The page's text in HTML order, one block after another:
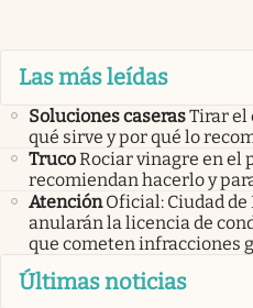
Las más leídas
Soluciones caserasTirar el
qué sirve y por qué lo
TrucoRociar vinagre en el
recomiendan hacerlo y
Atención Oficial: Ciudad
anularán la licencia de
que cometen infracciones
Últimas noticias